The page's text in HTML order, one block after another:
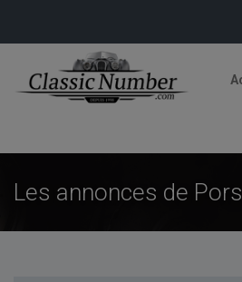
Les annonces de